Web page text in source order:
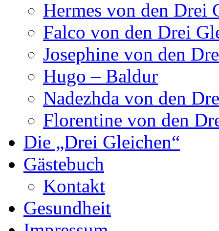
Hermes von den Drei
Falco von den Drei
Josephine von den
Hugo – Baldur
Nadezhda von den
Florentine von den
Die „Drei Gleichen“
Gästebuch
Kontakt
Gesundheit